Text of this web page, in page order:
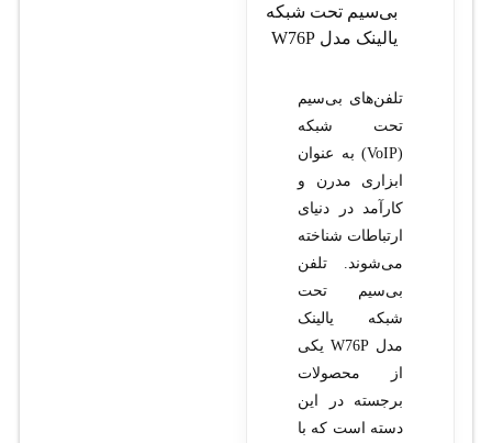
بی‌سیم تحت شبکه
یالینک مدل W76P
تلفن‌های بی‌سیم
تحت شبکه
(VoIP) به عنوان
ابزاری مدرن و
کارآمد در دنیای
ارتباطات شناخته
می‌شوند. تلفن
بی‌سیم تحت
شبکه یالینک
مدل W76P یکی
از محصولات
برجسته در این
دسته است که با